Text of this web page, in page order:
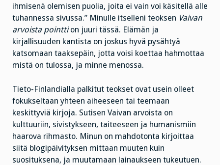
ihmisenä olemisen puolia, joita ei vain voi käsitellä alle
tuhannessa sivussa.” Minulle itselleni teoksen Vaivan
arvoista pointtion juuri tässä. Elämän ja
kirjallisuuden kantista on joskus hyvä pysähtyä
katsomaan taaksepäin, jotta voisi koettaa hahmottaa
mistä on tulossa, ja minne menossa.
Tieto-Finlandialla palkitut teokset ovat usein olleet
fokukseltaan yhteen aiheeseen tai teemaan
keskittyviä kirjoja. Sutisen Vaivan arvoista on
kulttuuriin, sivistykseen, taiteeseen ja humanismiin
haarova rihmasto. Minun on mahdotonta kirjoittaa
siitä blogipäivityksen mittaan muuten kuin
suosituksena, ja muutamaan lainaukseen tukeutuen.